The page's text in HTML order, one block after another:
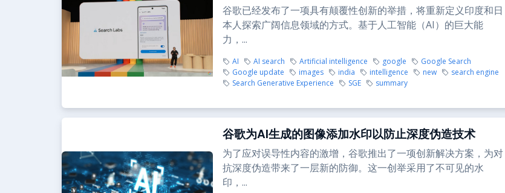
谷歌已经发布了一项具有颠覆性创新的举措，将重新定义印度和日
本人探索广阔信息领域的方式。基于人工智能（AI）的巨大能
力，...
AI AI search Artificial intelligence google
Google Search
Google update
images india intelligence new
search engine
Search Generative Experience
SGE summary
谷歌为AI生成的图像添加水印以防止深度伪造技术
为了应对误导性内容的激增，谷歌推出了一项创新解决方案，为对
抗深度伪造带来了一层新的防御。这一创举采用了不可见的水
印，...